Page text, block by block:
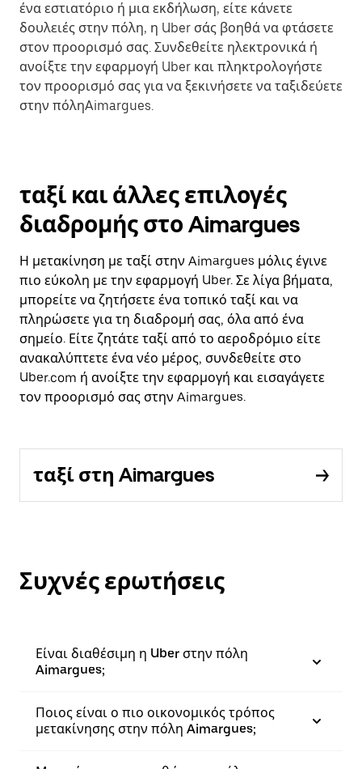
ένα εστιατόριο ή μια εκδήλωση, είτε κάνετε
δουλειές στην πόλη, η Uber σάς βοηθά να φτάσετε
στον προορισμό σας. Συνδεθείτε ηλεκτρονικά ή
ανοίξτε την εφαρμογή Uber και πληκτρολογήστε
τον προορισμό σας για να ξεκινήσετε να ταξιδεύετε
στην πόληAimargues.
ταξί και άλλες επιλογές
διαδρομής στο Aimargues
Η μετακίνηση με ταξί στην Aimargues μόλις έγινε
πιο εύκολη με την εφαρμογή Uber. Σε λίγα βήματα,
μπορείτε να ζητήσετε ένα τοπικό ταξί και να
πληρώσετε για τη διαδρομή σας, όλα από ένα
σημείο. Είτε ζητάτε ταξί από το αεροδρόμιο είτε
ανακαλύπτετε ένα νέο μέρος, συνδεθείτε στο
Uber.com ή ανοίξτε την εφαρμογή και εισαγάγετε
τον προορισμό σας στην Aimargues.
ταξί στη Aimargues
Συχνές ερωτήσεις
Είναι διαθέσιμη η Uber στην πόλη
Aimargues;
Ποιος είναι ο πιο οικονομικός τρόπος
μετακίνησης στην πόλη Aimargues;